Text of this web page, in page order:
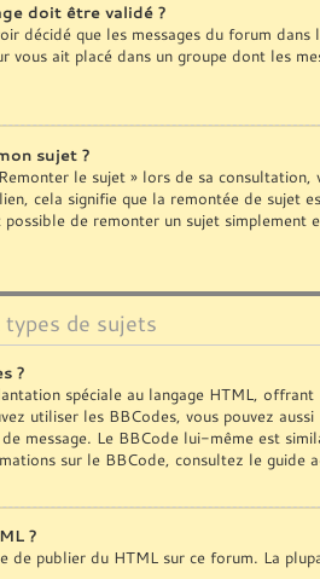
doit être validé ?
décidé que les messages du forum
vous ait placé dans un groupe dont les
sujet ?
le sujet » lors de sa consultation,
cela signifie que la remontée de sujet
de remonter un sujet simplement
de sujets
?
spéciale au langage HTML,
utiliser les BBCodes, vous pouvez
message. Le BBCode lui-même est
sur le BBCode, consultez le guide
?
de publier du HTML sur ce forum. La